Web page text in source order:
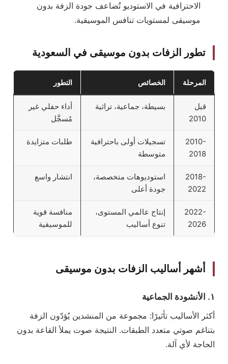
الاحترافية في الاستوديو تُضاعف جودة الزفة بدون
موسيقى لمستويات تنافس الموسيقية.
تطور الزفات بدون موسيقى في السعودية
المرحلة الخصائص التطور
قبل
2010
بسيطة، جماعية، تراثية
أداء حفلي غير
مُسجَّل
2010-
2018
تسجيلات أولى باحترافية
متوسطة
طلبات متزايدة
2018-
2022
استوديوهات متخصصة،
جودة أعلى
انتشار واسع
2022-
2026
إنتاج عالمي المستوى،
تنوع أساليب
منافسة قوية
للموسيقية
أشهر أساليب الزفات بدون موسيقى
١. الأنشودة الجماعية
أكثر الأساليب تأثيرًا: مجموعة من المنشدين يُؤدّون الزفة
بتناغم صوتي متعدد الطبقات. النتيجة صوت يملأ القاعة بدون
الحاجة لأي آلة.